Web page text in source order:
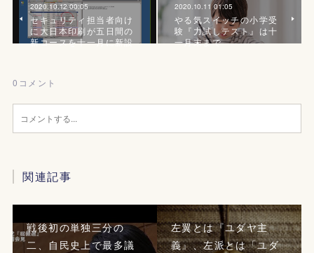
2020.10.12 00:05
セキュリティ担当者向け
に大日本印刷が五日間の
新コースを十一月に新設
2020.10.11 01:05
やる気スイッチの小学受
験『力試しテスト』は十
一月末まで
0 コメント
関連記事
戦後初の単独三分の
二、自民史上で最多議
左翼とは『ユダヤ主
義』、左派とは「ユダ